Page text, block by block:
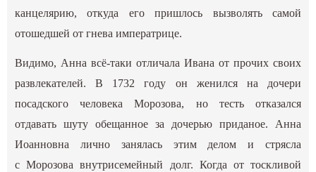
канцелярию, откуда его пришлось вызволять самой
отошедшей от гнева императрице.
Видимо, Анна всё-таки отличала Ивана от прочих своих
развлекателей. В 1732 году он женился на дочери
посадского человека Морозова, но тесть отказался
отдавать шуту обещанное за дочерью приданое. Анна
Иоанновна лично занялась этим делом и стрясла
с Морозова внутрисемейный долг. Когда от тоскливой